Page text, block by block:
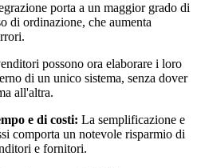
porta a un maggior grado di
di ordinazione, che aumenta
possono ora elaborare i loro
di un unico sistema, senza dover
all'altra.
e di costi: La semplificazione e
comporta un notevole risparmio di
e fornitori.